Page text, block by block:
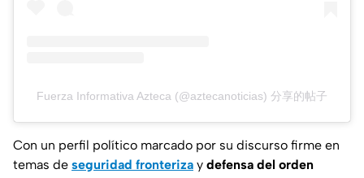
Fuerza Informativa Azteca (@aztecanoticias) 分享的帖子
Con un perfil político marcado por su discurso firme en
temas de seguridad fronteriza y defensa del orden